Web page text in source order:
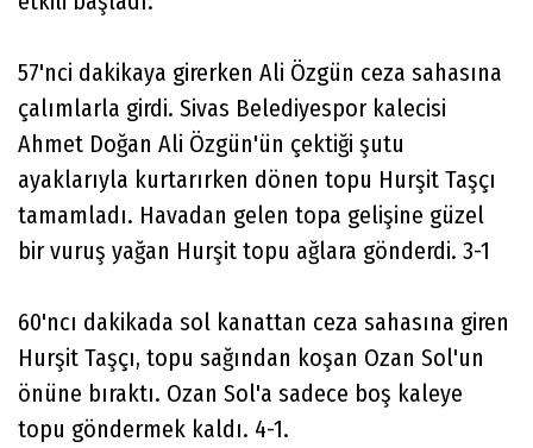
57'nci dakikaya girerken Ali Özgün ceza sahasına
çalımlarla girdi. Sivas Belediyespor kalecisi
Ahmet Doğan Ali Özgün'ün çektiği şutu
ayaklarıyla kurtarırken dönen topu Hurşit Taşçı
tamamladı. Havadan gelen topa gelişine güzel
bir vuruş yağan Hurşit topu ağlara gönderdi. 3-1
60'ncı dakikada sol kanattan ceza sahasına giren
Hurşit Taşçı, topu sağından koşan Ozan Sol'un
önüne bıraktı. Ozan Sol'a sadece boş kaleye
topu göndermek kaldı. 4-1.